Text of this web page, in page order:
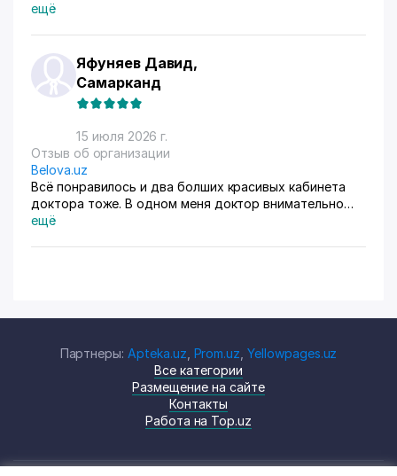
ещё
Яфуняев Давид,
Самарканд
15 июля 2026 г.
Отзыв об организации
Belova.uz
Всё понравилось и два болших красивых кабинета
доктора тоже. В одном меня доктор внимательно
осмотрела. Там на стенах висят в рамках документы,
ещё
Партнеры: Apteka.uz Prom.uz ,Yellowpages.uz
Все категории
Размещение на сайте
Контакты
Работа на Top.uz